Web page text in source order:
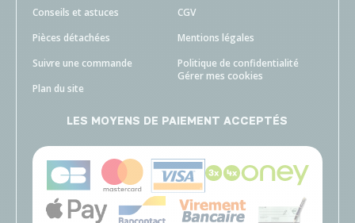
Conseils et astuces
Pièces détachées
Suivre une commande
Plan du site
CGV
Mentions légales
Politique de confidentialité
Gérer mes cookies
LES MOYENS DE PAIEMENT ACCEPTÉS